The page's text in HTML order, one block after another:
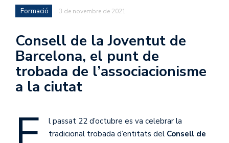
Formació 3 de novembre de 2021
Consell de la Joventut de
Barcelona, el punt de
trobada de l’associacionisme
a la ciutat
l passat 22 d’octubre es va celebrar la
tradicional trobada d’entitats del Consell de